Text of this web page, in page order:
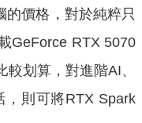
的價格，對於純粹只
GeForce RTX 5070
划算，對進階AI、
則可將RTX Spark